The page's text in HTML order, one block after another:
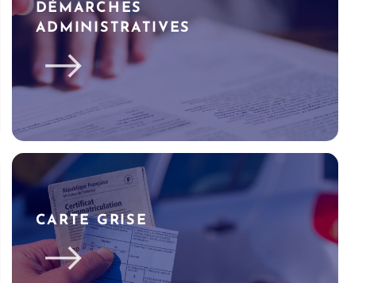
DÉMARCHES
ADMINISTRATIVES
CARTE GRISE